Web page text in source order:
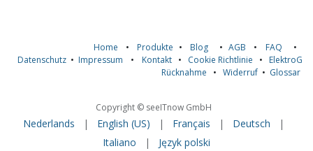
Home • Produkte • Blog • AGB • FAQ
•
Datenschutz • Impressum • Kontakt • Cookie Richtlinie • ElektroG
Rücknahme • Widerruf • Glossar
Copyright © seeITnow GmbH
Nederlands | English (US) | Français | Deutsch
|
Italiano
| Język polski